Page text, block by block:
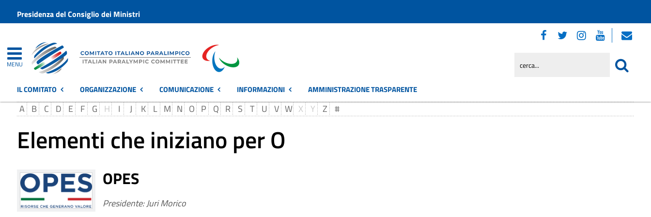
Presidenza del Consiglio dei Ministri
MENU
IL COMITATO ORGANIZZAZIONE COMUNICAZIONE INFORMAZIONI AMMINISTRAZIONE TRASPARENTE
A B C D E F G H I J K L M N O P Q R S T U V W X Y Z #
Elementi che iniziano per O
OPES
Presidente: Juri Morico